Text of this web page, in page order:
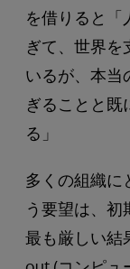
を借りると「
ぎて、世界を
いるが、本当
ぎることと既
る」
多くの組織に
う要望は、初
最も厳しい結